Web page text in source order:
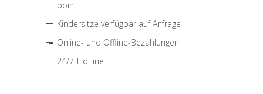
point
Kindersitze verfügbar auf Anfrage
Online- und Offline-Bezahlungen
24/7-Hotline